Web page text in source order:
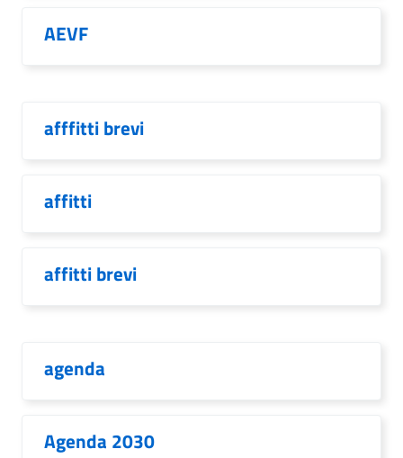
AEVF
afffitti brevi
affitti
affitti brevi
agenda
Agenda 2030